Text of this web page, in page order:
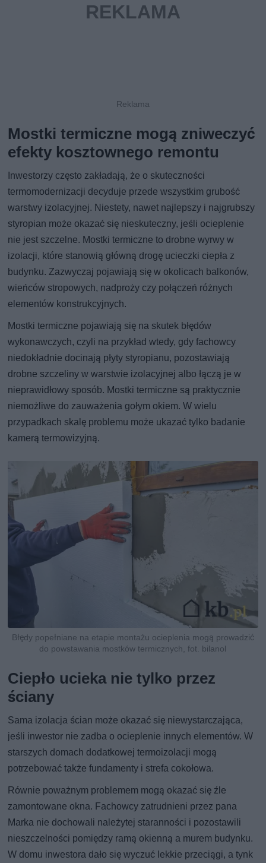
Mostki termiczne mogą zniweczyć
efekty kosztownego remontu
Inwestorzy często zakładają, że o skuteczności
termomodernizacji decyduje przede wszystkim grubość
warstwy izolacyjnej. Niestety, nawet najlepszy i najgrubszy
styropian może okazać się nieskuteczny, jeśli ocieplenie
nie jest szczelne. Mostki termiczne to drobne wyrwy w
izolacji, które stanowią główną drogę ucieczki ciepła z
budynku. Zazwyczaj pojawiają się w okolicach balkonów,
wieńców stropowych, nadproży czy połączeń różnych
elementów konstrukcyjnych.
Mostki termiczne pojawiają się na skutek błędów
wykonawczych, czyli na przykład wtedy, gdy fachowcy
niedokładnie docinają płyty styropianu, pozostawiają
drobne szczeliny w warstwie izolacyjnej albo łączą je w
nieprawidłowy sposób. Mostki termiczne są praktycznie
niemożliwe do zauważenia gołym okiem. W wielu
przypadkach skalę problemu może ukazać tylko badanie
kamerą termowizyjną.
Błędy popełniane na etapie montażu ocieplenia mogą prowadzić
do powstawania mostków termicznych, fot. bilanol
Ciepło ucieka nie tylko przez
ściany
Sama izolacja ścian może okazać się niewystarczająca,
jeśli inwestor nie zadba o ocieplenie innych elementów. W
starszych domach dodatkowej termoizolacji mogą
potrzebować także fundamenty i strefa cokołowa.
Równie poważnym problemem mogą okazać się źle
zamontowane okna. Fachowcy zatrudnieni przez pana
Marka nie dochowali należytej staranności i pozostawili
nieszczelności pomiędzy ramą okienną a murem budynku.
W domu inwestora dało się wyczuć lekkie przeciągi, a tynk